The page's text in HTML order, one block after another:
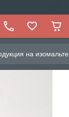
на изомальте